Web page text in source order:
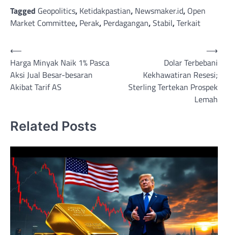
Tagged Geopolitics, Ketidakpastian, Newsmaker.id, Open
Market Committee, Perak, Perdagangan,Stabil,Terkait
Post
navigation
⟵
Harga Minyak Naik 1% Pasca
Aksi Jual Besar-besaran
Akibat Tarif AS
Dolar Terbebani
Kekhawatiran Resesi;
Sterling Tertekan Prospek
Lemah
⟶
Related Posts